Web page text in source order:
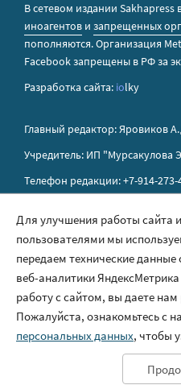
В сетевом издании
иноагентов и запрещенных
пополняются. Организация
Facebook запрещены в РФ за
Разработка сайта: iolky
Главный редактор: Яровиков
Учредитель: ИП "Мурсакулова
Телефон редакции: +7-914-273-
Политика обработки
Размещение рекламы
Контакты
Для улучшения работы сайта
пользователями мы
передаем технические
веб-аналитики
работу с сайтом, вы даете
Пожалуйста, ознакомьтесь с
персональных данных, чтобы